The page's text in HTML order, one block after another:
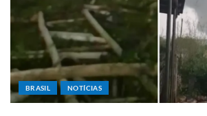
BRASIL NOTÍCIAS